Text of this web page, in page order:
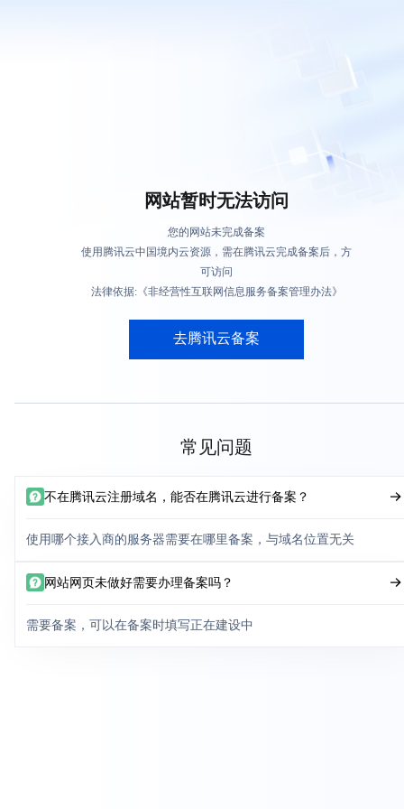
网站暂时无法访问
您的网站未完成备案
使用腾讯云中国境内云资源，需在腾讯云完成备案后，方
可访问
法律依据:《非经营性互联网信息服务备案管理办法》
去腾讯云备案
常见问题
不在腾讯云注册域名，能否在腾讯云进行备案？
使用哪个接入商的服务器需要在哪里备案，与域名位置无关
网站网页未做好需要办理备案吗？
需要备案，可以在备案时填写正在建设中